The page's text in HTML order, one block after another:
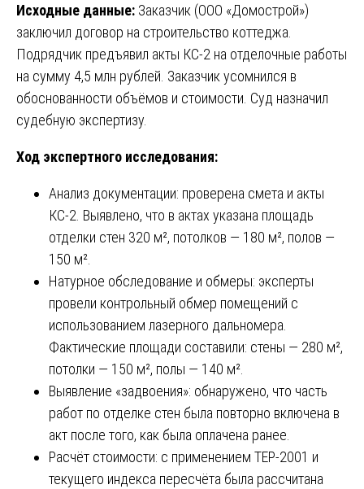
Исходные данные: Заказчик (ООО «Домострой»)
заключил договор на строительство коттеджа.
Подрядчик предъявил акты КС-2 на отделочные работы
на сумму 4,5 млн рублей. Заказчик усомнился в
обоснованности объёмов и стоимости. Суд назначил
судебную экспертизу.
Ход экспертного исследования:
Анализ документации: проверена смета и акты
КС-2. Выявлено, что в актах указана площадь
отделки стен 320 м², потолков — 180 м², полов —
150 м².
Натурное обследование и обмеры: эксперты
провели контрольный обмер помещений с
использованием лазерного дальномера.
Фактические площади составили: стены — 280 м²,
потолки — 150 м², полы — 140 м².
Выявление «задвоения»: обнаружено, что часть
работ по отделке стен была повторно включена в
акт после того, как была оплачена ранее.
Расчёт стоимости: с применением ТЕР-2001 и
текущего индекса пересчёта была рассчитана